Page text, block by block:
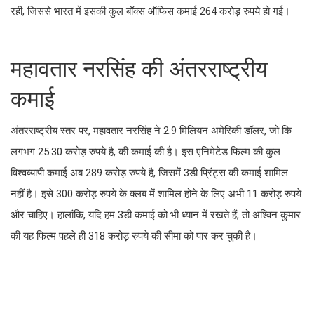
रही, जिससे भारत में इसकी कुल बॉक्स ऑफिस कमाई 264 करोड़ रुपये हो गई।
महावतार नरसिंह की अंतरराष्ट्रीय
कमाई
अंतरराष्ट्रीय स्तर पर, महावतार नरसिंह ने 2.9 मिलियन अमेरिकी डॉलर, जो कि
लगभग 25.30 करोड़ रुपये है, की कमाई की है। इस एनिमेटेड फिल्म की कुल
विश्वव्यापी कमाई अब 289 करोड़ रुपये है, जिसमें 3डी प्रिंट्स की कमाई शामिल
नहीं है। इसे 300 करोड़ रुपये के क्लब में शामिल होने के लिए अभी 11 करोड़ रुपये
और चाहिए। हालांकि, यदि हम 3डी कमाई को भी ध्यान में रखते हैं, तो अश्विन कुमार
की यह फिल्म पहले ही 318 करोड़ रुपये की सीमा को पार कर चुकी है।